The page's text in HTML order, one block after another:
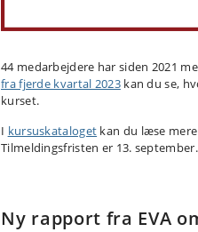
44 medarbejdere har siden 2021
fra fjerde kvartal 2023kan du se,
kurset.
I kursuskataloget kan du læse
Tilmeldingsfristen er 13. september.
Ny rapport fra EVA